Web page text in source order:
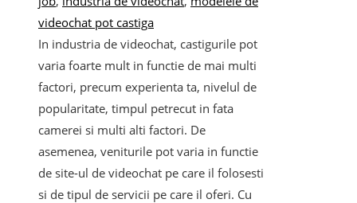
videochat pot castiga
In industria de videochat, castigurile pot
varia foarte mult in functie de mai multi
factori, precum experienta ta, nivelul de
popularitate, timpul petrecut in fata
camerei si multi alti factori. De
asemenea, veniturile pot varia in functie
de site-ul de videochat pe care il folosesti
si de tipul de servicii pe care il oferi. Cu